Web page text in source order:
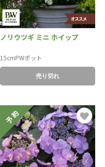
ノリウツギ ミニ ホイップ
15cmPWポット
売り切れ